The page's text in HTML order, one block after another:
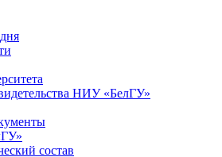
НИУ «БелГУ»
состав